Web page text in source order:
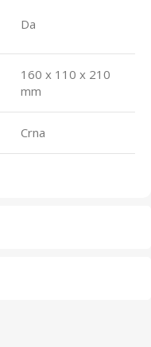
Da
160 x 110 x 210
mm
Crna